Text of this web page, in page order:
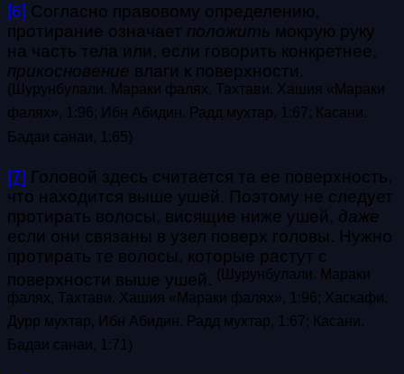
[6] Согласно правовому определению,
протирание означает положить мокрую руку
на часть тела или, если говорить конкретнее,
прикосновение влаги к поверхности.
(Шурунбулали. Мараки фалях, Тахтави. Хашия «Мараки
фалях», 1:96; Ибн Абидин. Радд мухтар, 1:67; Касани.
Бадаи санаи, 1:65)
[7] Головой здесь считается та ее поверхность,
что находится выше ушей. Поэтому не следует
протирать волосы, висящие ниже ушей, даже
если они связаны в узел поверх головы. Нужно
протирать те волосы, которые растут с
поверхности выше ушей. (Шурунбулали. Мараки
фалях, Тахтави. Хашия «Мараки фалях», 1:96; Хаскафи.
Дурр мухтар, Ибн Абидин. Радд мухтар, 1:67; Касани.
Бадаи санаи, 1:71)